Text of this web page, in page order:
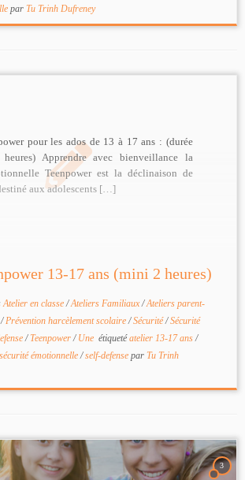
par Tu Trinh Dufreney
pour les ados de 13 à 17 ans : (durée
Apprendre avec bienveillance la
Teenpower est la déclinaison de
aux adolescents […]
13-17 ans (mini 2 heures)
Atelier en classe/Ateliers Familiaux/Ateliers parent-
/Prévention harcèlement scolaire/Sécurité/Sécurité
/Teenpower/ Une étiquetéatelier 13-17 ans/
sécurité émotionnelle/self-defense par Tu Trinh
3